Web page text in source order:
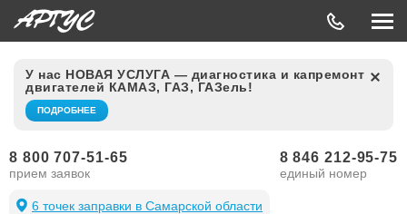
У нас НОВАЯ УСЛУГА — диагностика и капремонт
двигателей КАМАЗ, ГАЗ, ГАЗель!
ПОДРОБНЕЕ
8 800 707-51-65
прием заявок
8 846 212-95-75
единый номер
6 точек заправки в Самарской области